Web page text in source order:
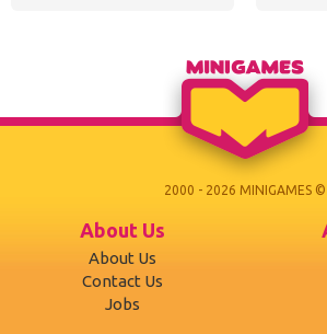
2000 - 2026 MINIGAMES ©
About Us
About Us
Contact Us
Jobs